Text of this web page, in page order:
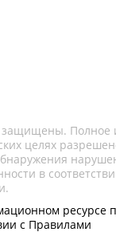
защищены. Полное
целях
в
ресурсе
с Правилами